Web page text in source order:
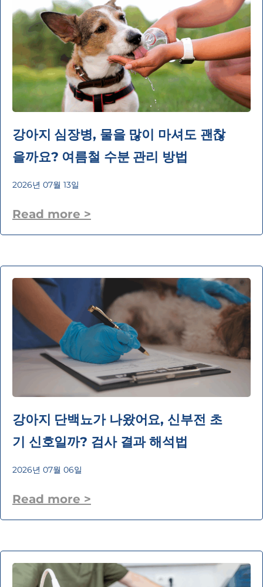
강아지 심장병, 물을 많이 마셔도 괜찮
을까요? 여름철 수분 관리 방법
2026년 07월 13일
Read more >
강아지 단백뇨가 나왔어요, 신부전 초
기 신호일까? 검사 결과 해석법
2026년 07월 06일
Read more >